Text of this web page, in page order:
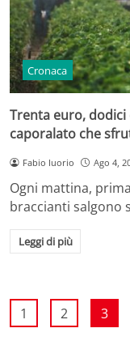
Cronaca
Trenta euro,
caporalato che
Fabio Iuorio Ago 4,
Ogni mattina,
braccianti salgono
Leggi di più
1 2 3